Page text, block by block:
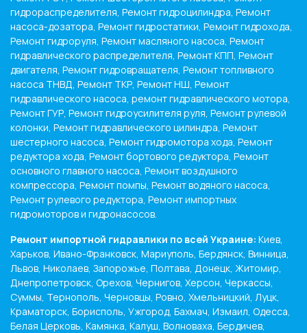
гидрораспределителя, Ремонт гидроцилиндра, Ремонт
насоса-дозатора, Ремонт гидростатики, Ремонт гидрохода,
Ремонт гидроруля, Ремонт масляного насоса, Ремонт
гидравлического распределителя, Ремонт КПП, Ремонт
двигателя, Ремонт гидровращателя, Ремонт топливного
насоса ТНВД, Ремонт ТКР, Ремонт НШ, Ремонт
гидравлического насоса, ремонт гидравлического мотора,
Ремонт ГУР, Ремонт гидроусилителя руля, Ремонт рулевой
колонки, Ремонт гидравлического цилиндра, Ремонт
шестерного насоса, Ремонт гидромотора хода, Ремонт
редуктора хода, Ремонт бортового редуктора, Ремонт
основного главного насоса, Ремонт воздушного
компрессора, Ремонт помпы, Ремонт водяного насоса,
Ремонт рулевого редуктора, Ремонт импортных
гидромоторов и гидронасосов.
Ремонт импортной гидравлики по всей Украине: Киев,
Харьков, Ивано-Франковск, Мариуполь, Бердянск, Винница,
Львов, Николаев, Запорожье, Полтава, Донецк, Житомир,
Днепропетровск, Орехов, Чернигов, Херсон, Черкассы,
Суммы, Тернополь, Черновцы, Ровно, Хмельницкий, Луцк,
Краматорск, Борисполь, Ужгород, Бахмач, Измаил, Одесса,
Белая Церковь, Камянка, Калуш, Волноваха, Бердичев,